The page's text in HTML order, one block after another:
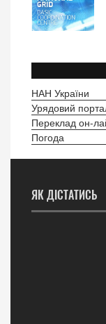
НАН України
Урядовий
Переклад он-
Погода
ЯК ДІСТАТИСЬ